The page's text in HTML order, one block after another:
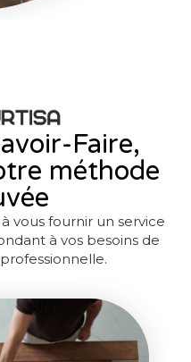
Faire,
méthode
vous fournir un service
à vos besoins de